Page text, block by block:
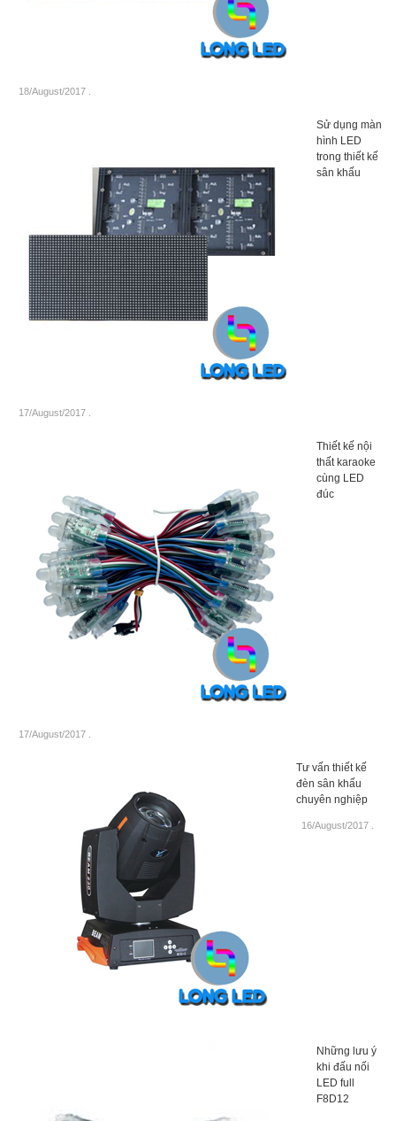
18/August/2017
Sử dụng màn
hình LED
trong thiết kế
sân khấu
17/August/2017
Thiết kế nội
thất karaoke
cùng LED
đúc
17/August/2017
Tư vấn thiết kế
đèn sân khấu
chuyên nghiệp
16/August/2017
Những lưu ý
khi đấu nối
LED full
F8D12